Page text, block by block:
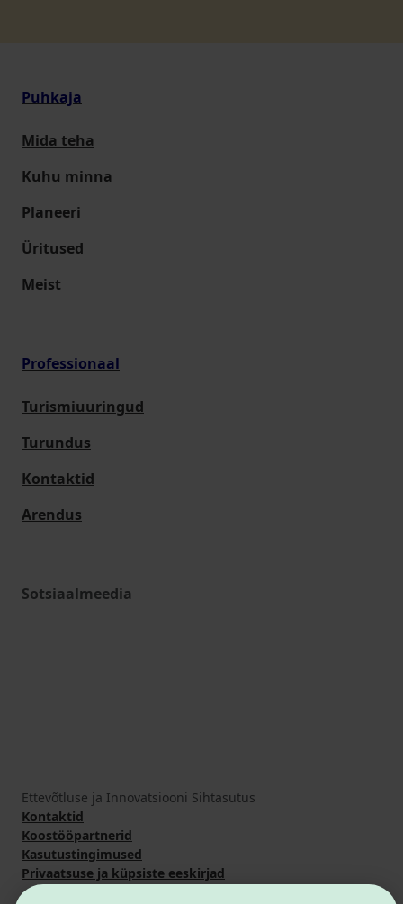
Puhkaja
Mida teha
Kuhu minna
Planeeri
Üritused
Meist
Professionaal
Turismiuuringud
Turundus
Kontaktid
Arendus
Sotsiaalmeedia
Ettevõtluse ja Innovatsiooni Sihtasutus
Kontaktid
Koostööpartnerid
Kasutustingimused
Privaatsuse ja küpsiste eeskirjad